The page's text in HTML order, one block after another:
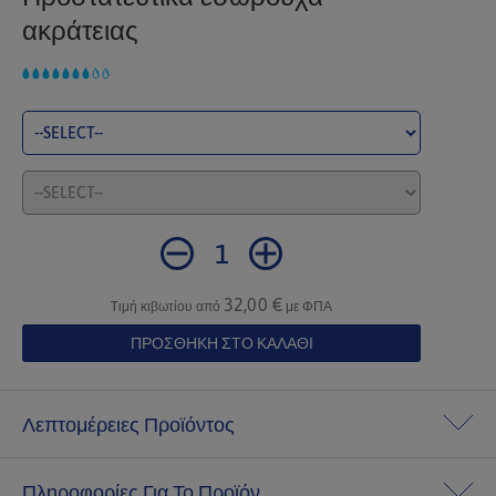
ακράτειας
Tιμή κιβωτίου από 32,00 € με ΦΠΑ
Λεπτομέρειες Προϊόντος